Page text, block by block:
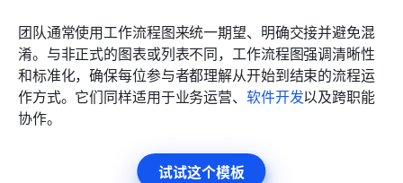
团队通常使用工作流程图来统一期望、明确交接并避免混
淆。与非正式的图表或列表不同，工作流程图强调清晰性
和标准化，确保每位参与者都理解从开始到结束的流程运
作方式。它们同样适用于业务运营、 软件开发以及跨职能
协作。
试试这个模板